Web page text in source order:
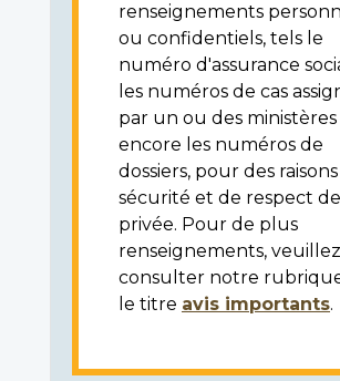
renseignements
ou confidentiels, tels le
numéro d'assurance
les numéros de cas
par un ou des ministères
encore les numéros de
dossiers, pour des
sécurité et de respect
privée. Pour de plus
renseignements, veuillez
consulter notre
le titre avis importants.